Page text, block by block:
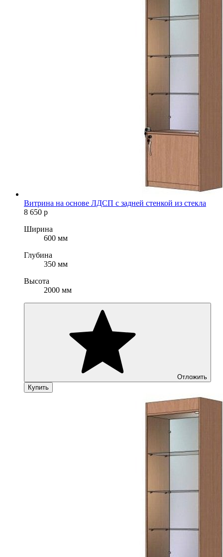
Витрина на основе ЛДСП с задней стенкой из стекла
8 650 р
Ширина
600 мм
Глубина
350 мм
Высота
2000 мм
Отложить
Купить